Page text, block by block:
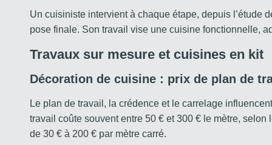
Un cuisiniste intervient à chaque étape, depuis l’étude
pose finale. Son travail vise une cuisine fonctionnelle,
Travaux sur mesure et cuisines en kit
Décoration de cuisine : prix de plan de
Le plan de travail, la crédence et le carrelage
travail coûte souvent entre 50 € et 300 € le mètre,
de 30 € à 200 € par mètre carré.